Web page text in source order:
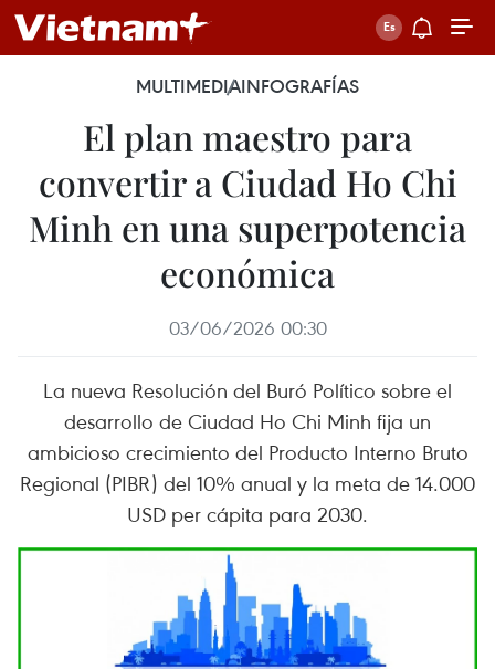
MULTIMEDIAINFOGRAFÍAS
El plan maestro para
convertir a Ciudad Ho Chi
Minh en una superpotencia
económica
03/06/2026 00:30
La nueva Resolución del Buró Político sobre el
desarrollo de Ciudad Ho Chi Minh fija un
ambicioso crecimiento del Producto Interno Bruto
Regional (PIBR) del 10% anual y la meta de 14.000
USD per cápita para 2030.